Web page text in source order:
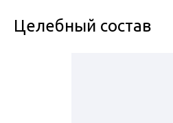
Целебный состав